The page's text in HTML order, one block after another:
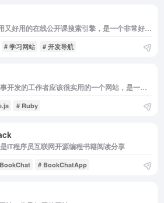
Coursade是非常实用又好用的在线公开课搜索引擎，是一个非常好用的学习网站
# 学习网站 # 开发导航
极客搜索是一个对从事开发的工作者应该很实用的一个网站，是一个高质量在线极客搜索工具。
# Ruby
IT程序员互联网开源编程书籍阅读分享
# BookChatApp